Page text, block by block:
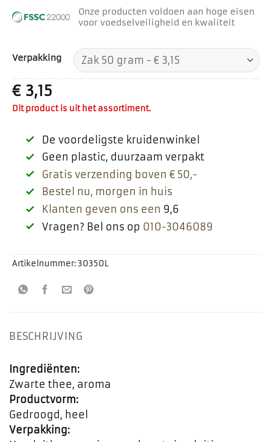
Onze producten voldoen aan hoge eisen
voor voedselveiligheid en kwaliteit
Verpakking
€3,15
Dit product is uit het assortiment.
De voordeligste kruidenwinkel
Geen plastic, duurzaam verpakt
Gratis verzending boven € 50,-
Bestel nu, morgen in huis
Klanten geven ons een 9,6
Vragen? Bel ons op 010-3046089
Artikelnummer:30350L
BESCHRIJVING
Ingrediënten:
Zwarte thee, aroma
Productvorm:
Gedroogd, heel
Verpakking: